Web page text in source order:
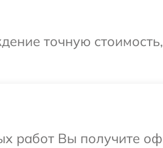
точную
работ Вы получите